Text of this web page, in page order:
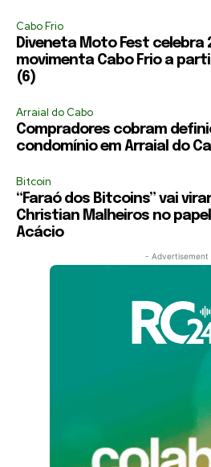
Cabo Frio
Diveneta Moto Fest celebra
movimenta Cabo Frio a
(6)
Arraial do Cabo
Compradores cobram
condomínio em Arraial do
Bitcoin
“Faraó dos Bitcoins” vai
Christian Malheiros no
Acácio
- Advertisement